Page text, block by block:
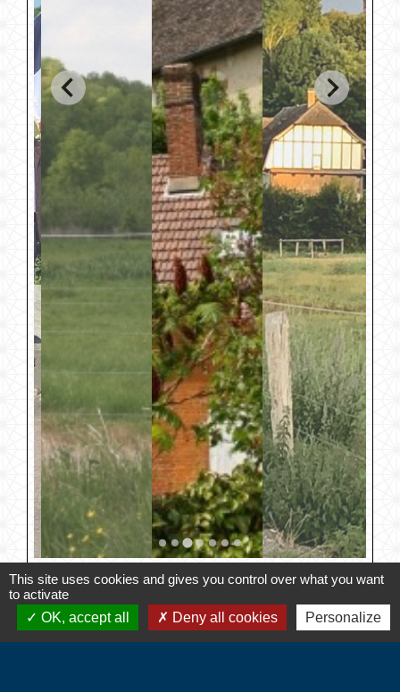
Contacts
Commune d'Hébécourt
This site uses cookies and gives you control over what you want
to activate
OK, accept all
Deny all cookies Personalize